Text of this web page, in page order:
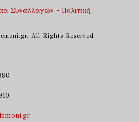
Συναλλαγών - Πολιτική
All Rights Reserved.